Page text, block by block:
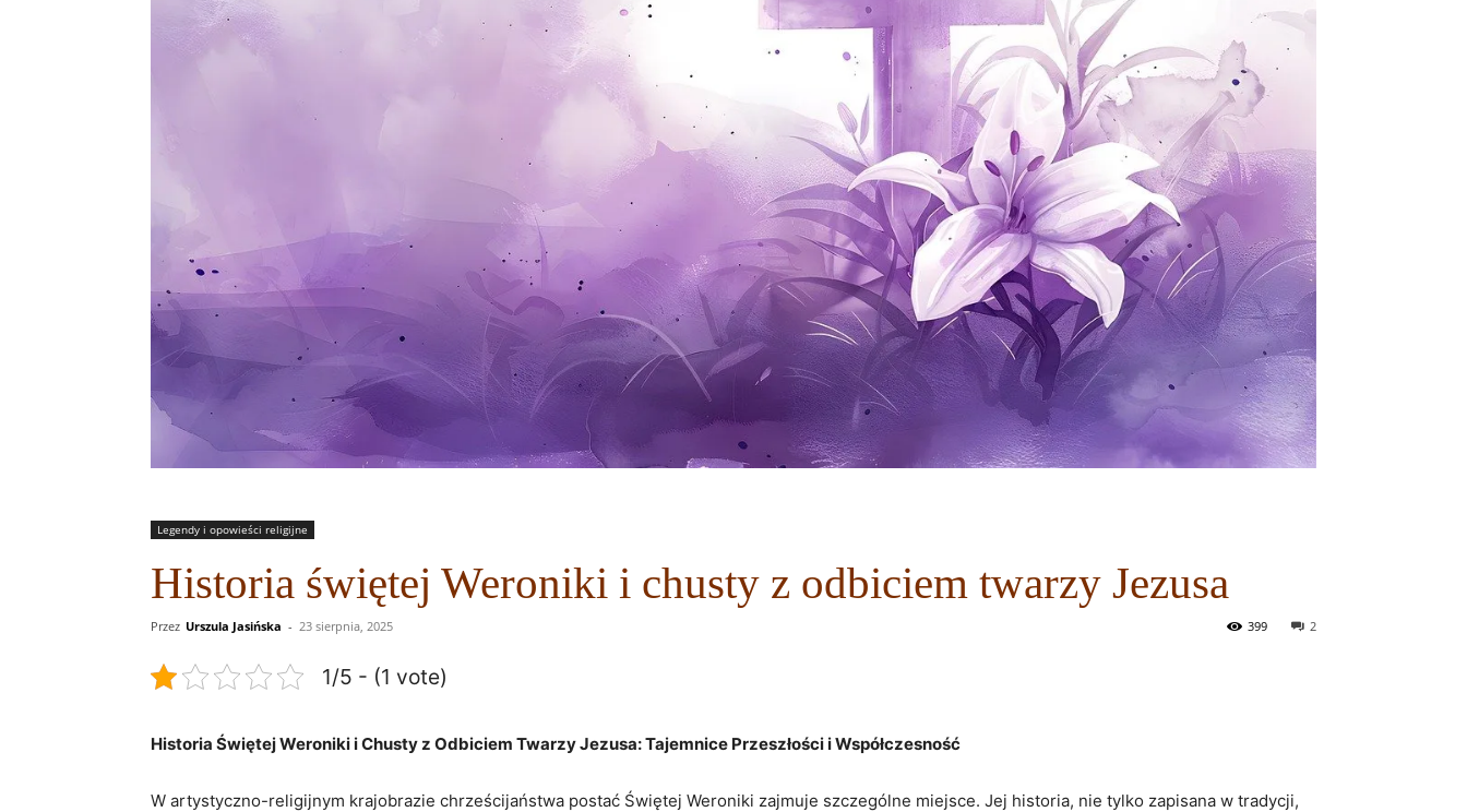
Legendy i opowieści religijne
Historia świętej Weroniki i chusty z odbiciem twarzy Jezusa
Przez Urszula Jasińska - 23 sierpnia, 2025 2
399
1/5 - (1 vote)
Historia Świętej Weroniki i ‍Chusty ‍z Odbiciem Twarzy Jezusa: Tajemnice Przeszłości i Współczesność
W artystyczno-religijnym ​krajobrazie ⁢chrześcijaństwa postać Świętej ⁣Weroniki zajmuje szczególne miejsce. Jej historia, nie​ tylko ‌zapisana w tradycji,